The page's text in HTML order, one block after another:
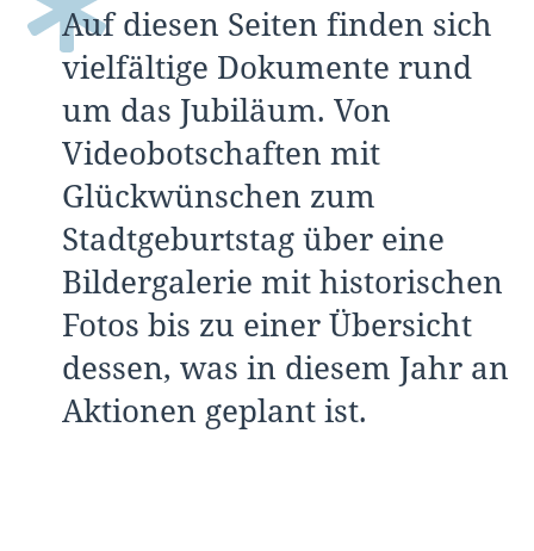
Auf diesen Seiten finden sich
vielfältige Dokumente rund
um das Jubiläum. Von
Videobotschaften mit
Glückwünschen zum
Stadtgeburtstag über eine
Bildergalerie mit historischen
Fotos bis zu einer Übersicht
dessen, was in diesem Jahr an
Aktionen geplant ist.